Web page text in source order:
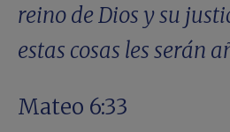
reino de Dios y su
estas cosas les serán
Mateo 6:33